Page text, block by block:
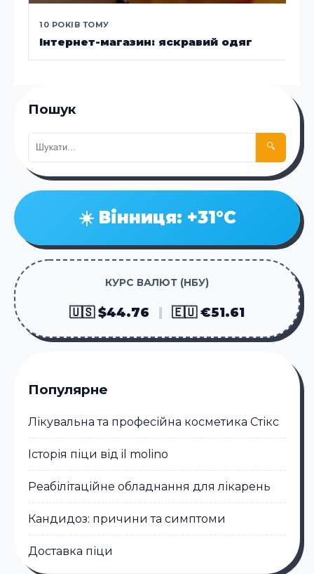
10 РОКІВ ТОМУ
Інтернет-магазин: яскравий одяг
Пошук
🔍
☀️ Вінниця: +31°C
КУРС ВАЛЮТ (НБУ)
🇺🇸 $44.76 🇪🇺 €51.61
Популярне
Лікувальна та професійна косметика Стікc
Історія піци від il molino
Реабілітаційне обладнання для лікарень
Кандидоз: причини та симптоми
Доставка піци